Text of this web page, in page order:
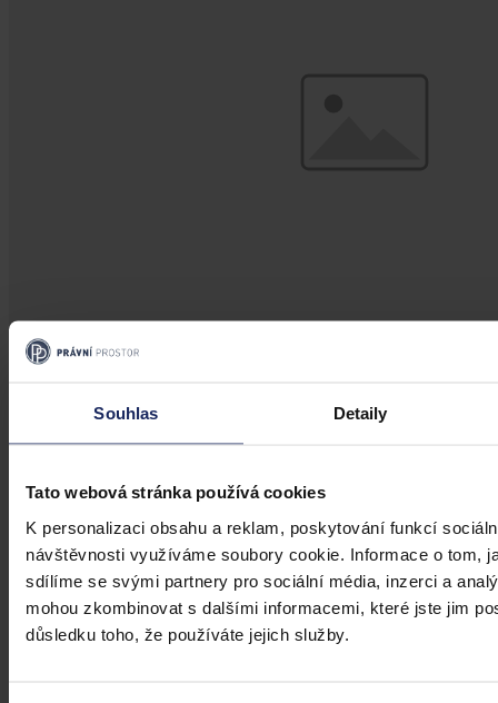
Souhlas Detaily
Tato webová stránka používá cookies
K personalizaci obsahu a reklam, poskytování funkcí
návštěvnosti využíváme soubory cookie. Informace o tom,
sdílíme se svými partnery pro sociální média, inzerci a
mohou zkombinovat s dalšími informacemi, které jste jim
důsledku toho, že používáte jejich služby.
Aktuality
Úkladná vražda a některé další činy by
mohly být nepromlčitelné, navrhla
Praha 1. srpna (ČTK) - Úkladná vražda a některé další trestné činy s
úmyslným usmrcením by se mohly zařadit mezi nepromlčitelné. Jde
také například o některé činy související s obecným ohrožením,
teroristickým útokem a terorem, za něž hrozí až výjimečný trest.
ČTK • 3. srpna 2026, 10:04